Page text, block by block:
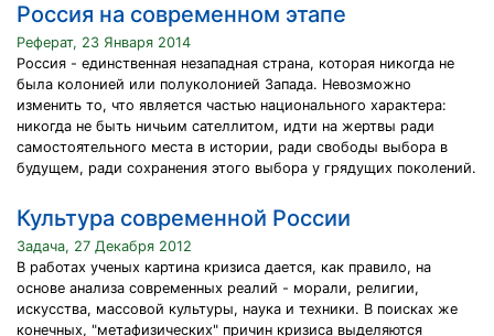
Россия на современном этапе
Реферат, 23 Января 2014
Россия - единственная незападная страна, которая никогда не
была колонией или полуколонией Запада. Невозможно
изменить то, что является частью национального характера:
никогда не быть ничьим сателлитом, идти на жертвы ради
самостоятельного места в истории, ради свободы выбора в
будущем, ради сохранения этого выбора у грядущих поколений.
Культура современной России
Задача, 27 Декабря 2012
В работах ученых картина кризиса дается, как правило, на
основе анализа современных реалий - морали, религии,
искусства, массовой культуры, наука и техники. В поисках же
конечных, "метафизических" причин кризиса выделяются